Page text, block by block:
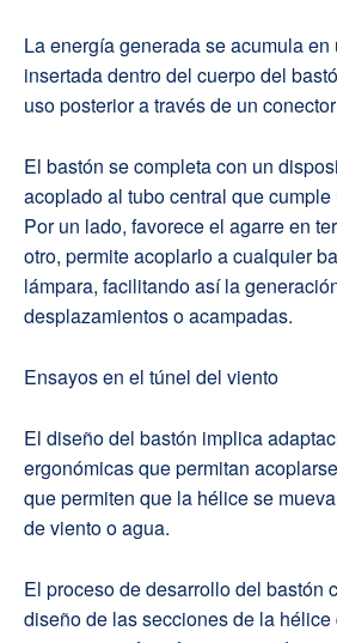
La energía generada se acumula
insertada dentro del cuerpodel
uso posterior a través de un
El bastón se completa con un
acoplado al tubo central que
Por un lado, favorece el agarreen
otro, permite acoplarlo a cualquier
lámpara, facilitando así la
desplazamientos o acampadas.
Ensayos en el túnel del viento
El diseño del bastón implica
ergonómicas que permitan acoplarse
quepermiten que la hélice se
de viento o agua.
El procesode desarrollodel bastón
diseño de las secciones de la